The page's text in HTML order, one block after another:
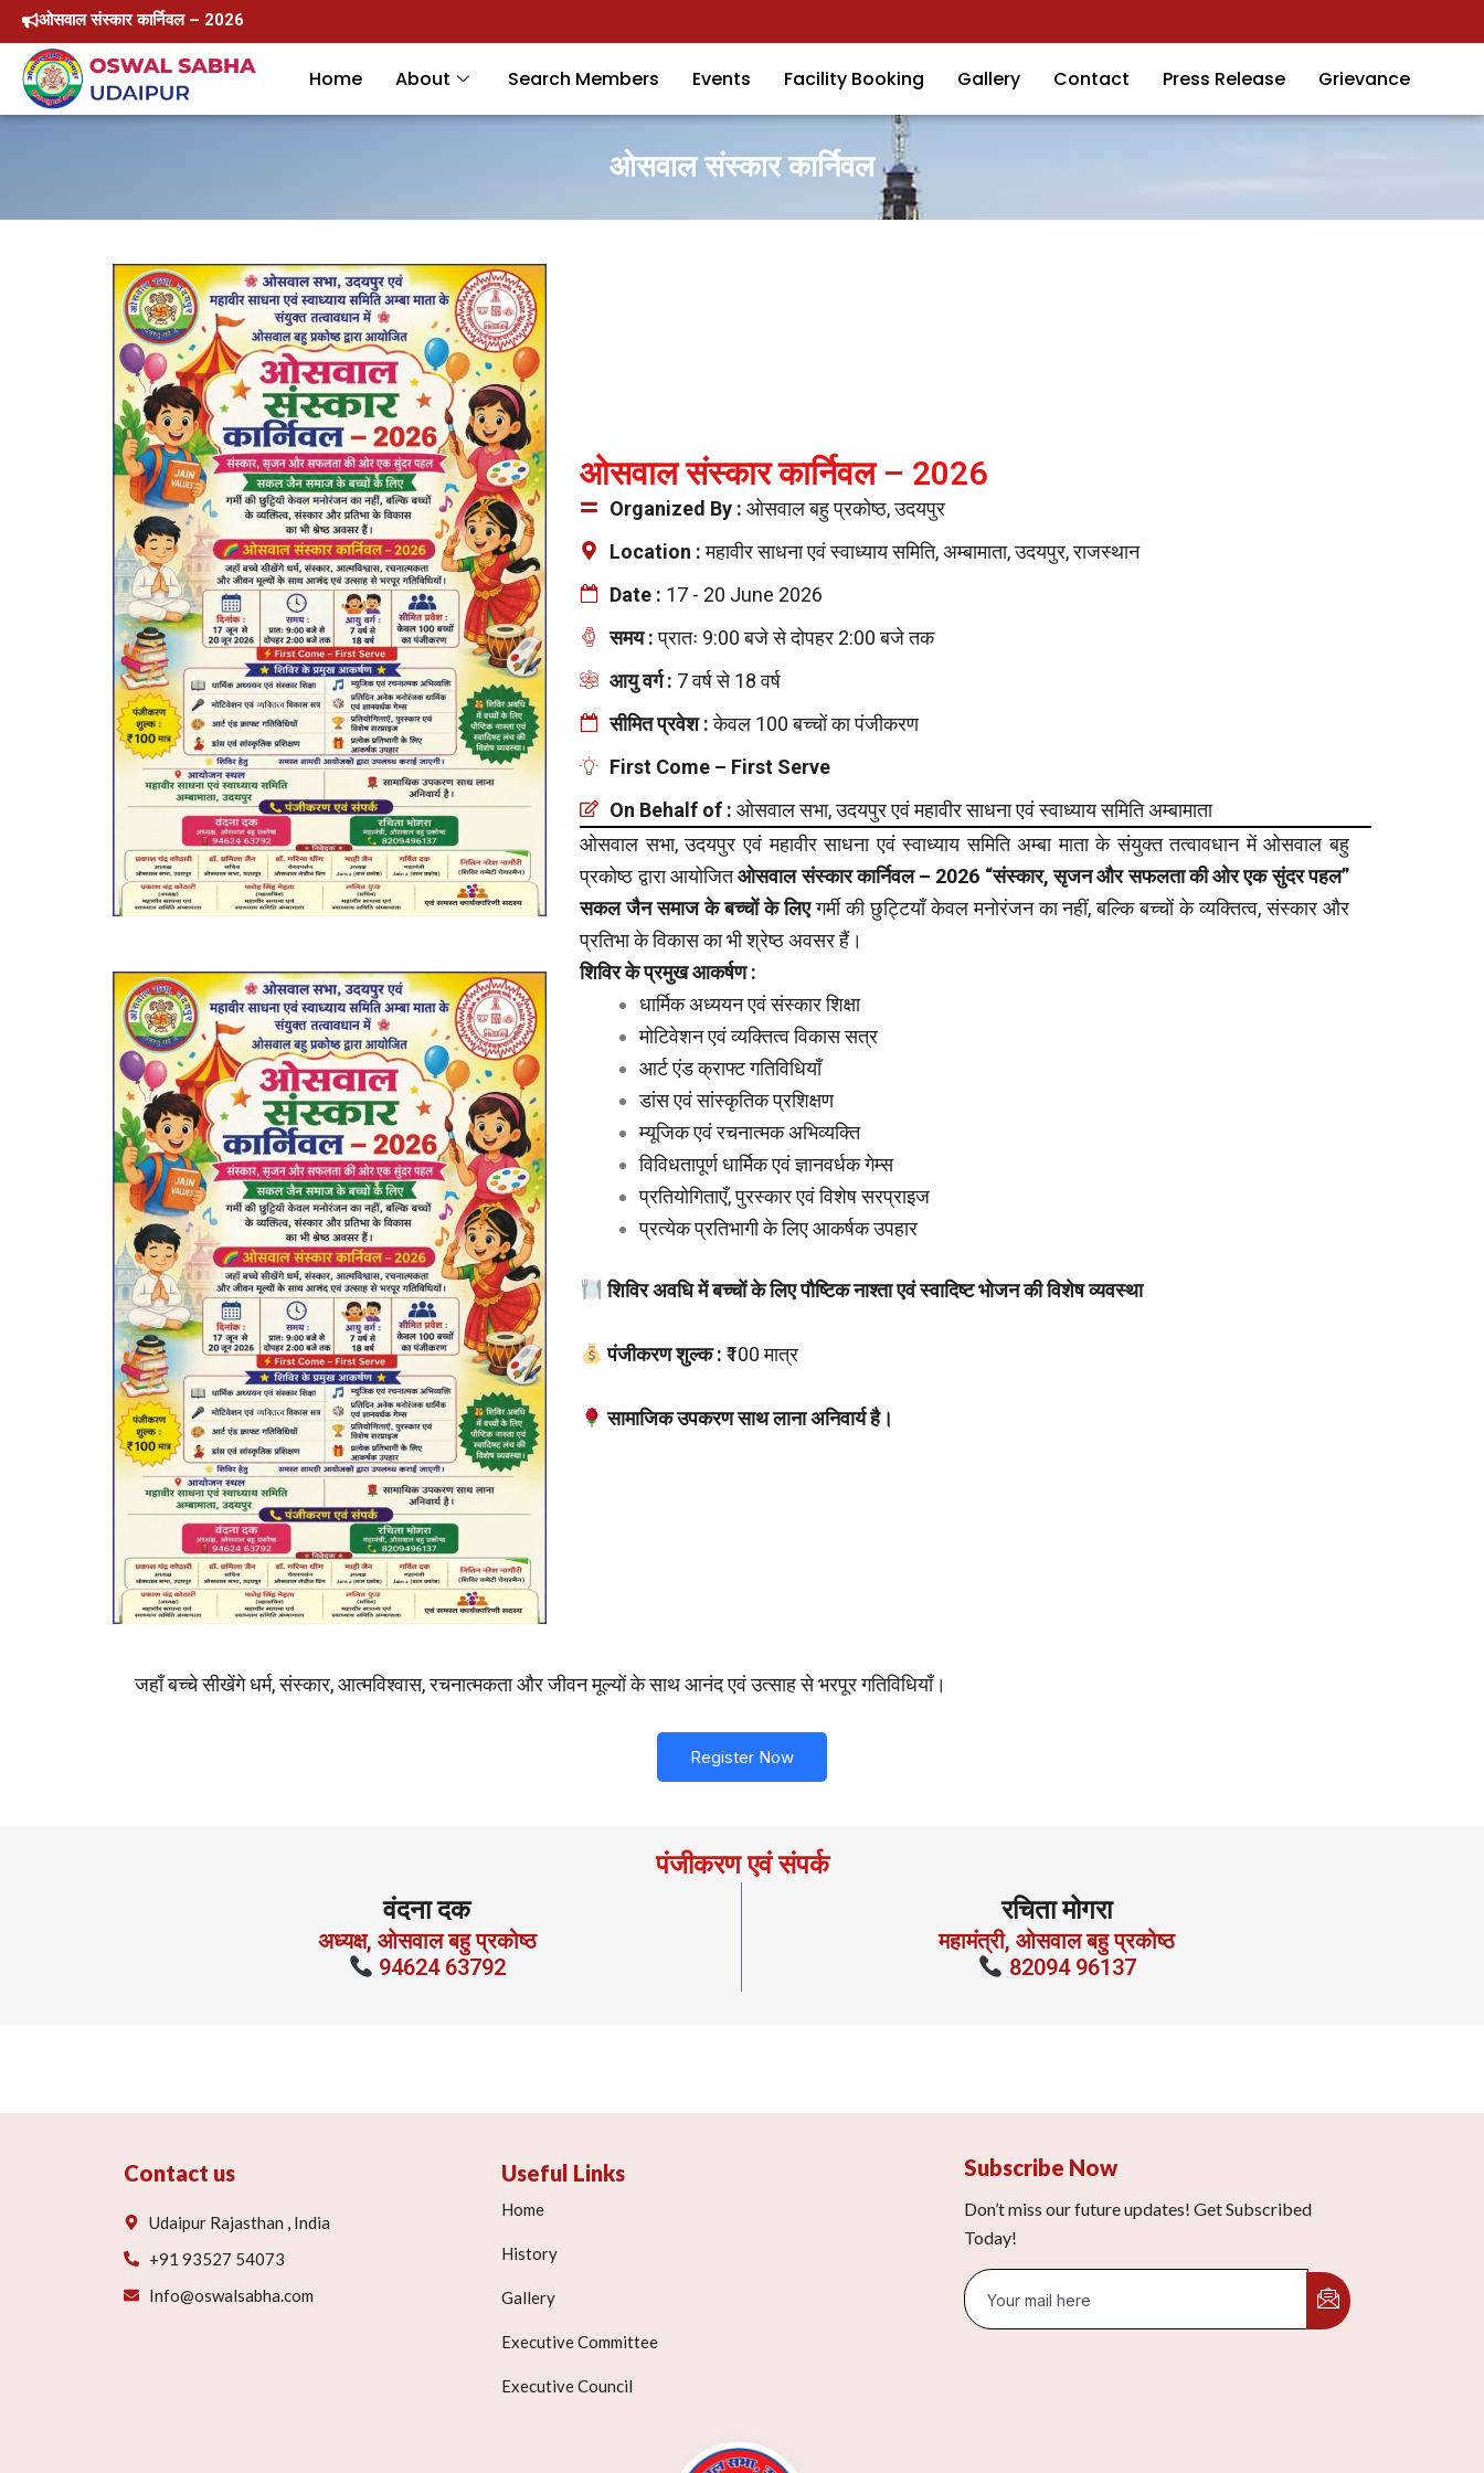
Skip
to
content
ओसवाल संस्कार कार्निवल – 2026
Home About Search Members Events Facility Booking Gallery Contact Press Release Grievance
ओसवाल संस्कार कार्निवल
ओसवाल संस्कार कार्निवल – 2026
Organized By : ओसवाल बहु प्रकोष्ठ, उदयपुर
Location :महावीर साधना एवं स्वाध्याय समिति, अम्बामाता, उदयपुर, राजस्थान
Date : 17 - 20 June 2026
समय :प्रातः 9:00 बजे से दोपहर 2:00 बजे तक
आयु वर्ग : 7 वर्ष से 18 वर्ष
सीमित प्रवेश :केवल 100 बच्चों का पंजीकरण
First Come – First Serve
On Behalf of : ओसवाल सभा, उदयपुर एवं महावीर साधना एवं स्वाध्याय समिति अम्बामाता
ओसवाल सभा, उदयपुर एवं महावीर साधना एवं स्वाध्याय समिति अम्बा माता के संयुक्त तत्वावधान में ओसवाल बहु
प्रकोष्ठ द्वारा आयोजितओसवाल संस्कार कार्निवल – 2026 “संस्कार, सृजन और सफलता की ओर एक सुंदर पहल”
सकल जैन समाज के बच्चों के लिएगर्मी की छुट्टियाँ केवल मनोरंजन का नहीं, बल्कि बच्चों के व्यक्तित्व, संस्कार और
प्रतिभा के विकास का भी श्रेष्ठ अवसर हैं।
शिविर के प्रमुख आकर्षण :
धार्मिक अध्ययन एवं संस्कार शिक्षा
मोटिवेशन एवं व्यक्तित्व विकास सत्र
आर्ट एंड क्राफ्ट गतिविधियाँ
डांस एवं सांस्कृतिक प्रशिक्षण
म्यूजिक एवं रचनात्मक अभिव्यक्ति
विविधतापूर्ण धार्मिक एवं ज्ञानवर्धक गेम्स
प्रतियोगिताएँ, पुरस्कार एवं विशेष सरप्राइज
प्रत्येक प्रतिभागी के लिए आकर्षक उपहार
शिविर अवधि में बच्चों के लिए पौष्टिक नाश्ता एवं स्वादिष्ट भोजन की विशेष व्यवस्था
पंजीकरण शुल्क : ₹100 मात्र
सामाजिक उपकरण साथ लाना अनिवार्य है।
जहाँ बच्चे सीखेंगे धर्म, संस्कार, आत्मविश्वास, रचनात्मकता और जीवन मूल्यों के साथ आनंद एवं उत्साह से भरपूर गतिविधियाँ।
Register Now
पंजीकरण एवं संपर्क
वंदना दक
अध्यक्ष, ओसवाल बहु प्रकोष्ठ
94624 63792
रचिता मोगरा
महामंत्री, ओसवाल बहु प्रकोष्ठ
82094 96137
Contact us
Udaipur Rajasthan , India
+91 93527 54073
Info@oswalsabha.com
Useful Links
Home
History
Gallery
Executive Committee
Executive Council
Subscribe Now
Don’t miss our future updates! Get Subscribed
Today!